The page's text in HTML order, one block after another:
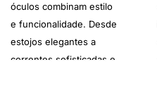
óculos combinam estilo
e funcionalidade. Desde
estojos elegantes a
correntes sofisticadas e